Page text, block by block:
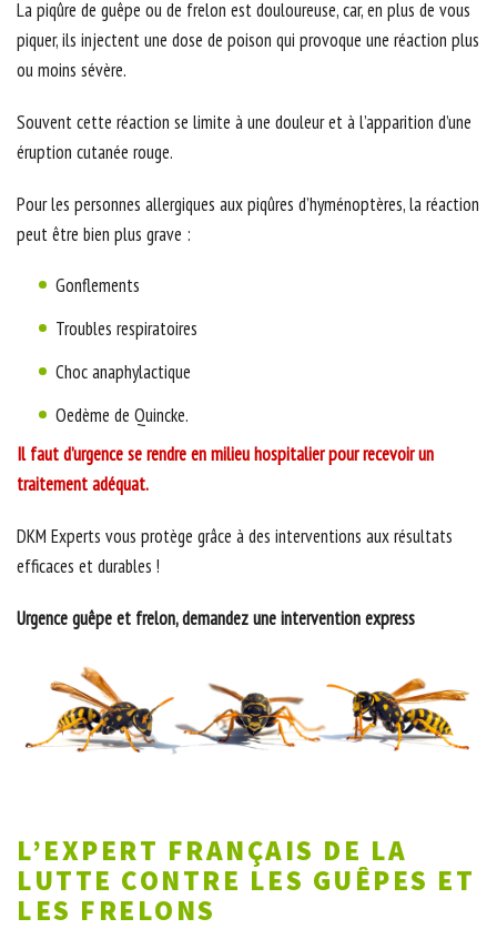
La piqûre de guêpe ou de frelon est douloureuse, car, en plus de vous
piquer, ils injectent une dose de poison qui provoque une réaction plus
ou moins sévère.
Souvent cette réaction se limite à une douleur et à l’apparition d’une
éruption cutanée rouge.
Pour les personnes allergiques aux piqûres d’hyménoptères, la réaction
peut être bien plus grave :
Gonflements
Troubles respiratoires
Choc anaphylactique
Oedème de Quincke.
Il faut d’urgence se rendre en milieu hospitalier pour recevoir un
traitement adéquat.
DKM Experts vous protège grâce à des interventions aux résultats
efficaces et durables !
Urgence guêpe et frelon, demandez une intervention express
L’EXPERT FRANÇAIS DE LA
LUTTE CONTRE LES GUÊPES ET
LES FRELONS